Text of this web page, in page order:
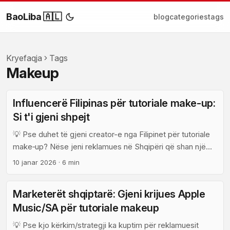
BaoLiba 🇦🇱 blogcategoriestags
Kryefaqja Tags
Makeup
Influencerë Filipinas për tutoriale make-up:
Si t'i gjeni shpejt
💡 Pse duhet të gjeni creator-e nga Filipinet për tutoriale
make‑up? Nëse jeni reklamues në Shqipëri që shan një
linjë kozmetike ose kërkoni audience të re për tutoriale
ritmin e publikimeve dhe audience‑ja reagon. Sipas
observimeve të tregut dhe creatorëve lokalë, ata që
postojnë konsistent (3–5 herë në javë) arrijnë traction më
10 janar 2026 · 6 min
Marketerët shqiptarë: Gjeni krijues Apple
Music/SA për tutoriale makeup
💡 Pse kjo kërkim/strategji ka kuptim për reklamuesit